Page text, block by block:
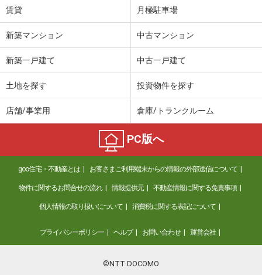
石川県かほく市白尾
5.45万円
8.90万円
住 所
石川県白山市中成２
専有面積 53.77m²
間取り
2LDK
石川県小松市島町
価 格
5.70万円
住 所
石川県小松市島町
賃貸 月極駐車場
新築マンション 中古マンション
新築一戸建て 中古一戸建て
土地を探す 投資物件を探す
店舗/事業用 倉庫/トランクルーム
PC版へ
goo住宅・不動産とは お客さまご利用端末からの情報の外部送信について
物件に関するお問合せの流れ 情報提供元 不動産情報に関する免責事項
個人情報の取り扱いについて 消費税に関する表記について
プライバシーポリシー ヘルプ お問い合わせ 運営会社
©NTT DOCOMO